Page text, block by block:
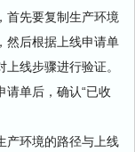
首先要复制生产环境
然后根据上线申请单
线步骤进行验证。
请单后，确认“已收
产环境的路径与上线